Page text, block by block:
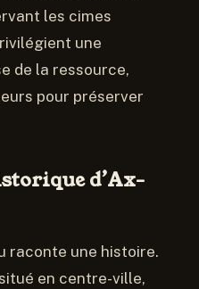
les cimes
une
de la ressource,
pour préserver
d’Ax-
raconte une histoire.
en centre-ville,